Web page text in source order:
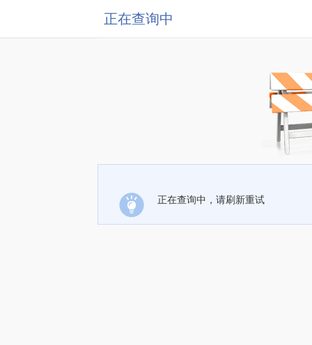
正在查询中
正在查询中，请刷新重试